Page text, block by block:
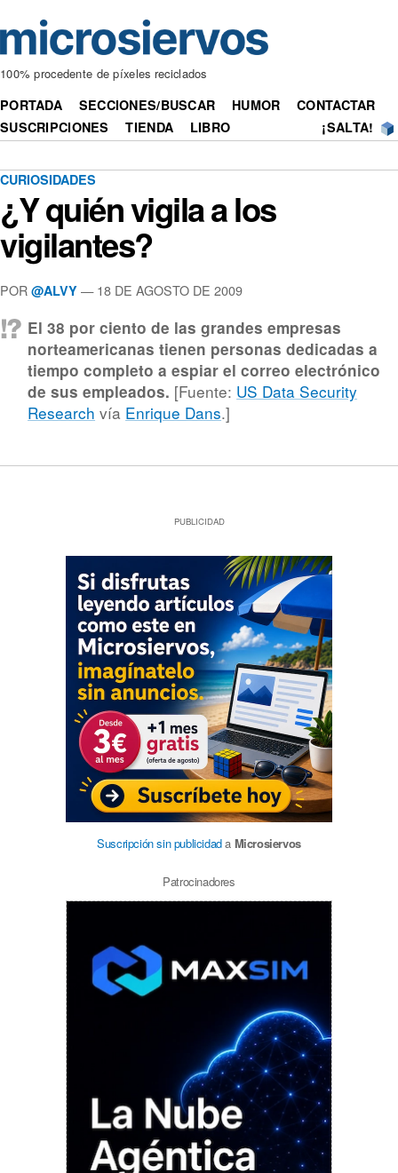
100% procedente de píxeles reciclados
PORTADA SECCIONES/BUSCAR HUMOR
CONTACTAR
SUSCRIPCIONES
TIENDA LIBRO ¡SALTA!
CURIOSIDADES
¿Y quién vigila a los
vigilantes?
POR @ALVY — 18 DE AGOSTO DE 2009
El 38 por ciento de las grandes empresas
norteamericanas tienen personas dedicadas a
tiempo completo a espiar el correo electrónico
de sus empleados. [Fuente: US Data Security
Research vía Enrique Dans.]
PUBLICIDAD
Suscripción sin publicidada Microsiervos
Patrocinadores